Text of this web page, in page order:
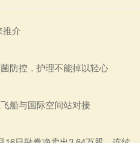
推介
防控，护理不能掉以轻心
船与国际空间站对接